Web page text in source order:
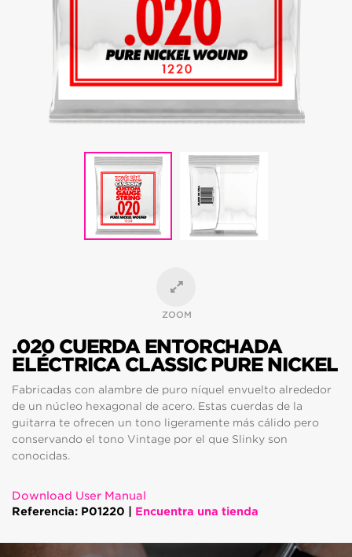
ZOOM
.020 CUERDA ENTORCHADA
ELÉCTRICA CLASSIC PURE NICKEL
Fabricadas con alambre de puro níquel envuelto alrededor
de un núcleo hexagonal de acero. Estas cuerdas de la
guitarra te ofrecen un tono ligeramente más cálido pero
conservando el tono Vintage por el que Slinky son
conocidas.
Download User Manual
Referencia: P01220 | Encuentra una tienda